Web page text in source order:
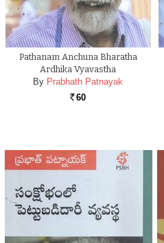
Pathanam Anchuna Bharatha
Ardhika Vyavastha
By Prabhath Patnayak
Rs. 60